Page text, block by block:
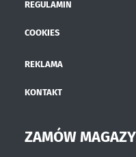
REGULAMIN
COOKIES
REKLAMA
KONTAKT
ZAMÓW